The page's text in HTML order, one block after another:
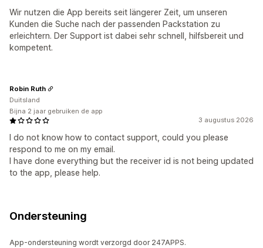
Wir nutzen die App bereits seit längerer Zeit, um unseren
Kunden die Suche nach der passenden Packstation zu
erleichtern. Der Support ist dabei sehr schnell, hilfsbereit und
kompetent.
3 augustus 2026
I do not know how to contact support, could you please
respond to me on my email.
I have done everything but the receiver id is not being updated
to the app, please help.
Robin Ruth
Duitsland
Bijna 2 jaar gebruiken de app
Ondersteuning
App-ondersteuning wordt verzorgd door 247APPS.